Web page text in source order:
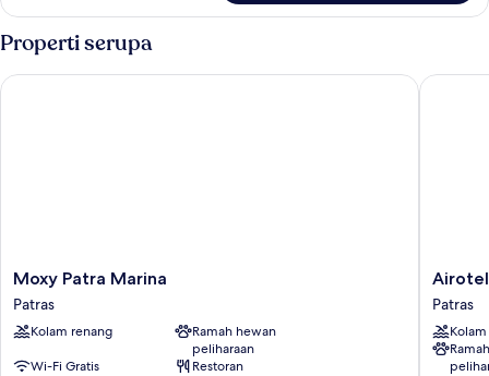
Kamar
Single
Properti serupa
Moxy
Patra
Marina
Patras
Moxy Patra Marina
Patras
Kolam renang
Ramah hewan
peliharaan
Wi-Fi Gratis
Restoran
Moxy Patra Marina
Airotel
Achaia
Beach
Patras
Airotel
Patras
Airotel